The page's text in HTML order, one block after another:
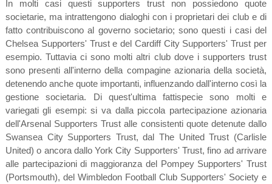
In molti casi questi supporters trust non possiedono quote
societarie, ma intrattengono dialoghi con i proprietari dei club e di
fatto contribuiscono al governo societario; sono questi i casi del
Chelsea Supporters' Trust e del Cardiff City Supporters' Trust per
esempio. Tuttavia ci sono molti altri club dove i supporters trust
sono presenti all'interno della compagine azionaria della società,
detenendo anche quote importanti, influenzando dall'interno così la
gestione societaria. Di quest'ultima fattispecie sono molti e
variegati gli esempi: si va dalla piccola partecipazione azionaria
dell'Arsenal Supporters Trust alle consistenti quote detenute dallo
Swansea City Supporters Trust, dal The United Trust (Carlisle
United) o ancora dallo York City Supporters' Trust, fino ad arrivare
alle partecipazioni di maggioranza del Pompey Supporters' Trust
(Portsmouth), del Wimbledon Football Club Supporters' Society e